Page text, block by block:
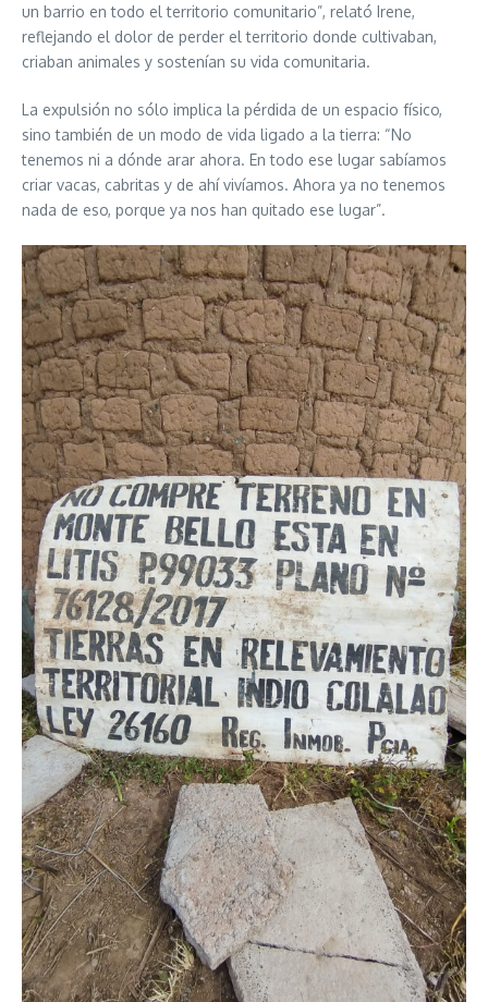
un barrio en todo el territorio comunitario”, relató Irene,
reflejando el dolor de perder el territorio donde cultivaban,
criaban animales y sostenían su vida comunitaria.
La expulsión no sólo implica la pérdida de un espacio físico,
sino también de un modo de vida ligado a la tierra: “No
tenemos ni a dónde arar ahora. En todo ese lugar sabíamos
criar vacas, cabritas y de ahí vivíamos. Ahora ya no tenemos
nada de eso, porque ya nos han quitado ese lugar”.